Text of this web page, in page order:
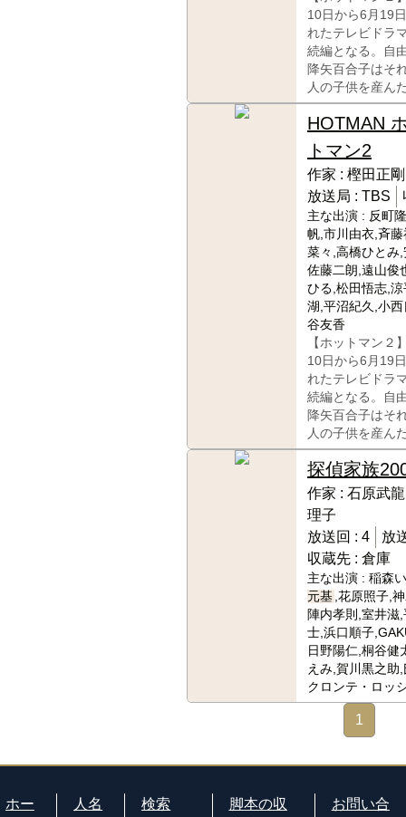
10日から6月19
れたテレビドラ
続編となる。自
降矢百合子はそ
人の子供を産ん
HOTMAN
トマン2
作家 : 樫田正剛
放送局 : TBS
主な出演 : 反町
帆,市川由衣,斉
菜々,高橋ひとみ
佐藤二朗,遠山俊
ひる,松田悟志,
湖,平沼紀久,小
谷友香
【ホットマン２
10日から6月19
れたテレビドラ
続編となる。自
降矢百合子はそ
人の子供を産ん
探偵家族
作家 : 石原武
理子
放送回 : 4
放
収蔵先 : 倉庫
主な出演 : 稲森
元基 ,花原照子,
陣内孝則,室井滋
士,浜口順子
日野陽仁,桐谷健
えみ,賀川黒之助
クロンテ・ロッ
1
ホー
人名
検索
脚本の収
お問い合